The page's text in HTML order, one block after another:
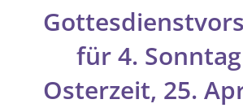
für 4.
Osterzeit, 25.